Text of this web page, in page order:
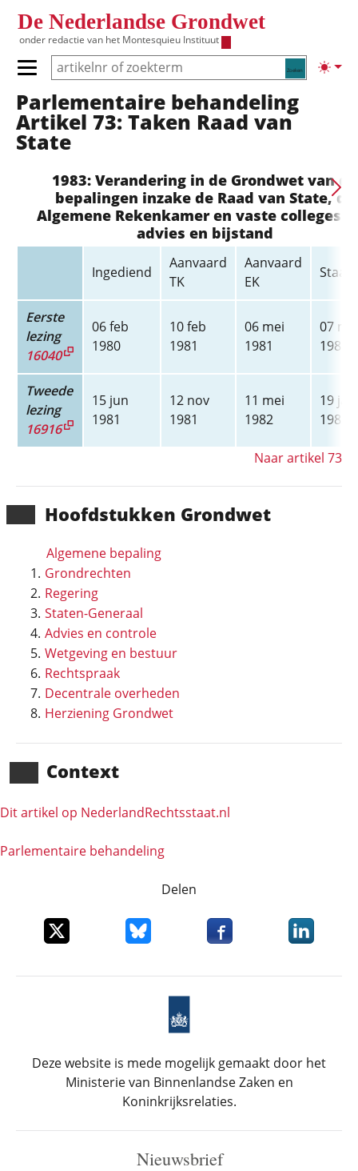
De Nederlandse Grondwet
onder redactie van het Montesquieu Instituut
Zoeken
Primair menu tonen/verbergen
Hoofdnavigatie
Hoofd­stukken Grondwet
Algemene bepaling
Grondrechten
Regering
Staten-Generaal
Advies en controle
Wetgeving en bestuur
Rechtspraak
Decentrale overheden
Herziening Grondwet
Context
Dit artikel op NederlandRechts­staat.nl
Parlementaire behandeling
Parlementaire behandeling
Artikel 73: Taken Raad van
State
1983: Verandering in de Grondwet van de
bepalingen inzake de Raad van State, de
Algemene Rekenkamer en vaste colleges
advies en bijstand
Ingediend
Aanvaard
TK
Aanvaard
EK
Eerste
lezing
16040
06 feb
1980
10 feb
1981
06 mei
1981
07
1981
Tweede
lezing
16916
15 jun
1981
12 nov
1981
11 mei
1982
19 jan
1983
Naar artikel 73
Delen
Deel dit item op XDeel dit item op Bluesky
Deel dit item opDeel dit
Deze website is mede mogelijk gemaakt door het
Ministerie van Binnenlandse Zaken en
Koninkrijksrelaties.
Nieuwsbrief